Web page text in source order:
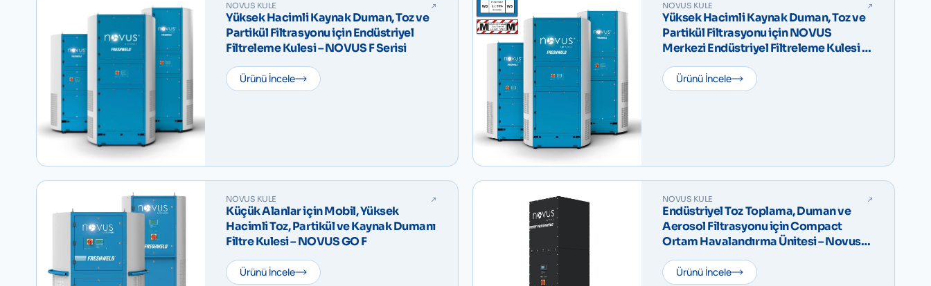
NOVUS KULE
Yüksek Hacimli Kaynak Duman, Toz ve
Partikül Filtrasyonu için Endüstriyel
Filtreleme Kulesi – NOVUS F Serisi
Ürünü İncele
NOVUS KULE
Yüksek Hacimli Kaynak Duman, Toz ve
Partikül Filtrasyonu için NOVUS
Merkezi Endüstriyel Filtreleme Kulesi –
IFA W3 Serisi
Ürünü İncele
NOVUS KULE
Küçük Alanlar için Mobil, Yüksek
Hacimli Toz, Partikül ve Kaynak Dumanı
Filtre Kulesi – NOVUS GO F
Ürünü İncele
NOVUS KULE
Endüstriyel Toz Toplama, Duman ve
Aerosol Filtrasyonu için Compact
Ortam Havalandırma Ünitesi – Novus
Compact F
Ürünü İncele